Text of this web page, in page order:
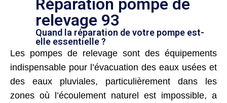
Réparation pompe de
relevage 93
Quand la réparation de votre pompe est-
elle essentielle ?
Les pompes de relevage sont des équipements
indispensable pour l’évacuation des eaux usées et
des eaux pluviales, particulièrement dans les
zones où l’écoulement naturel est impossible, a